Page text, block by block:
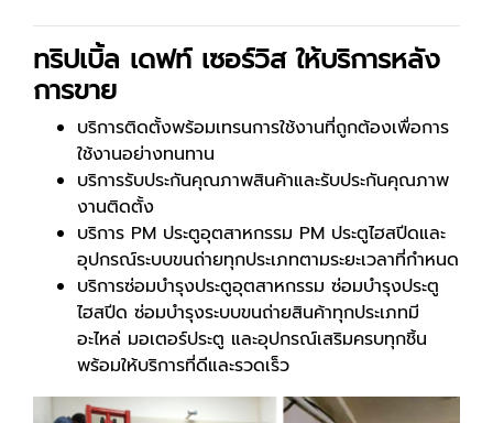
ทริปเบิ้ล เดฟท์ เซอร์วิส ให้บริการหลัง
การขาย
บริการติดตั้งพร้อมเทรนการใช้งานที่ถูกต้องเพื่อการ
ใช้งานอย่างทนทาน
บริการรับประกันคุณภาพสินค้าและรับประกันคุณภาพ
งานติดตั้ง
บริการ PM ประตูอุตสาหกรรม PM ประตูไฮสปีดและ
อุปกรณ์ระบบขนถ่ายทุกประเภทตามระยะเวลาที่กำหนด
บริการซ่อมบำรุงประตูอุตสาหกรรม ซ่อมบำรุงประตู
ไฮสปีด ซ่อมบำรุงระบบขนถ่ายสินค้าทุกประเภทมี
อะไหล่ มอเตอร์ประตู และอุปกรณ์เสริมครบทุกชิ้น
พร้อมให้บริการที่ดีและรวดเร็ว